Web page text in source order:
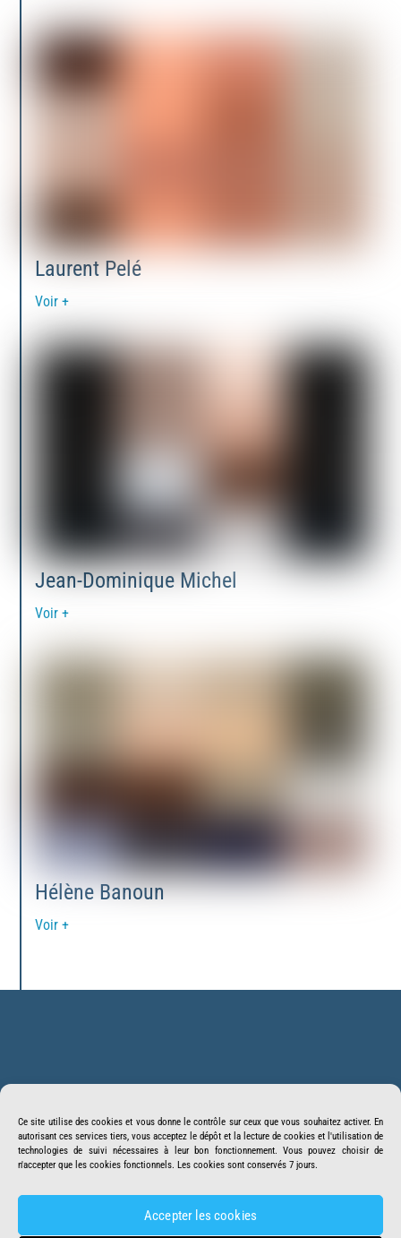
Ce site utilise des cookies et vous donne le contrôle sur ceux que vous souhaitez activer. En
autorisant ces services tiers, vous acceptez le dépôt et la lecture de cookies et l'utilisation de
technologies de suivi nécessaires à leur bon fonctionnement. Vous pouvez choisir de
n'accepter que les cookies fonctionnels. Les cookies sont conservés 7 jours.
Accepter les cookies
Laurent Pelé
Voir +
Jean-Dominique Michel
Voir +
Hélène Banoun
Voir +
Top
Suivez-nous Facebook Twitter